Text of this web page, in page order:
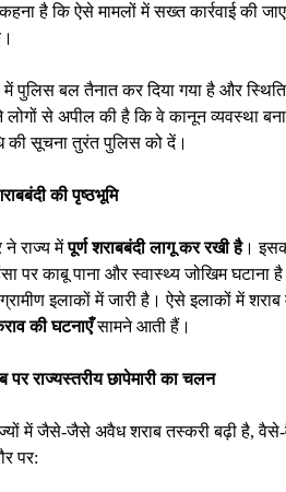
है कि ऐसे मामलों में सख्त कार्रवाई की
पुलिस बल तैनात कर दिया गया है और
लोगों से अपील की है कि वे कानून व्यवस्था
की सूचना तुरंत पुलिस को दें।
की पृष्ठभूमि
ने राज्य मेंपूर्ण शराबबंदी लागू कर रखी है।
पर काबू पाना और स्वास्थ्य जोखिम घटाना
इलाकों में जारी है। ऐसे इलाकों में
की घटनाएँसामने आती हैं।
पर राज्यस्तरीय छापेमारी का चलन
में जैसे-जैसे अवैध शराब तस्करी बढ़ी है,
पर: